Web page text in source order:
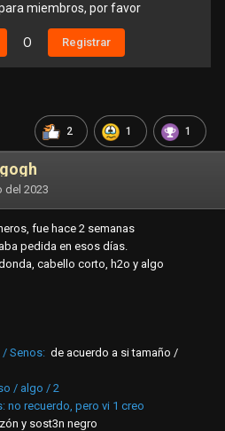
miembros, por favor
O Registrar
2 1 1
del 2023
fue hace 2 semanas
pedida en esos días.
cabello corto, h2o y algo
/ Senos: de acuerdo a si tamaño /
/ algo / 2
no recuerdo, pero vi 1 creo
y sost3n negro